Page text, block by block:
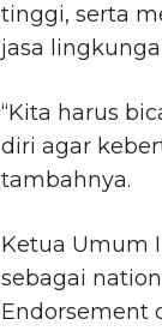
tinggi, serta
jasa
“Kita harus
diri agar
tambahnya.
Ketua Umum
sebagai
Endorsement